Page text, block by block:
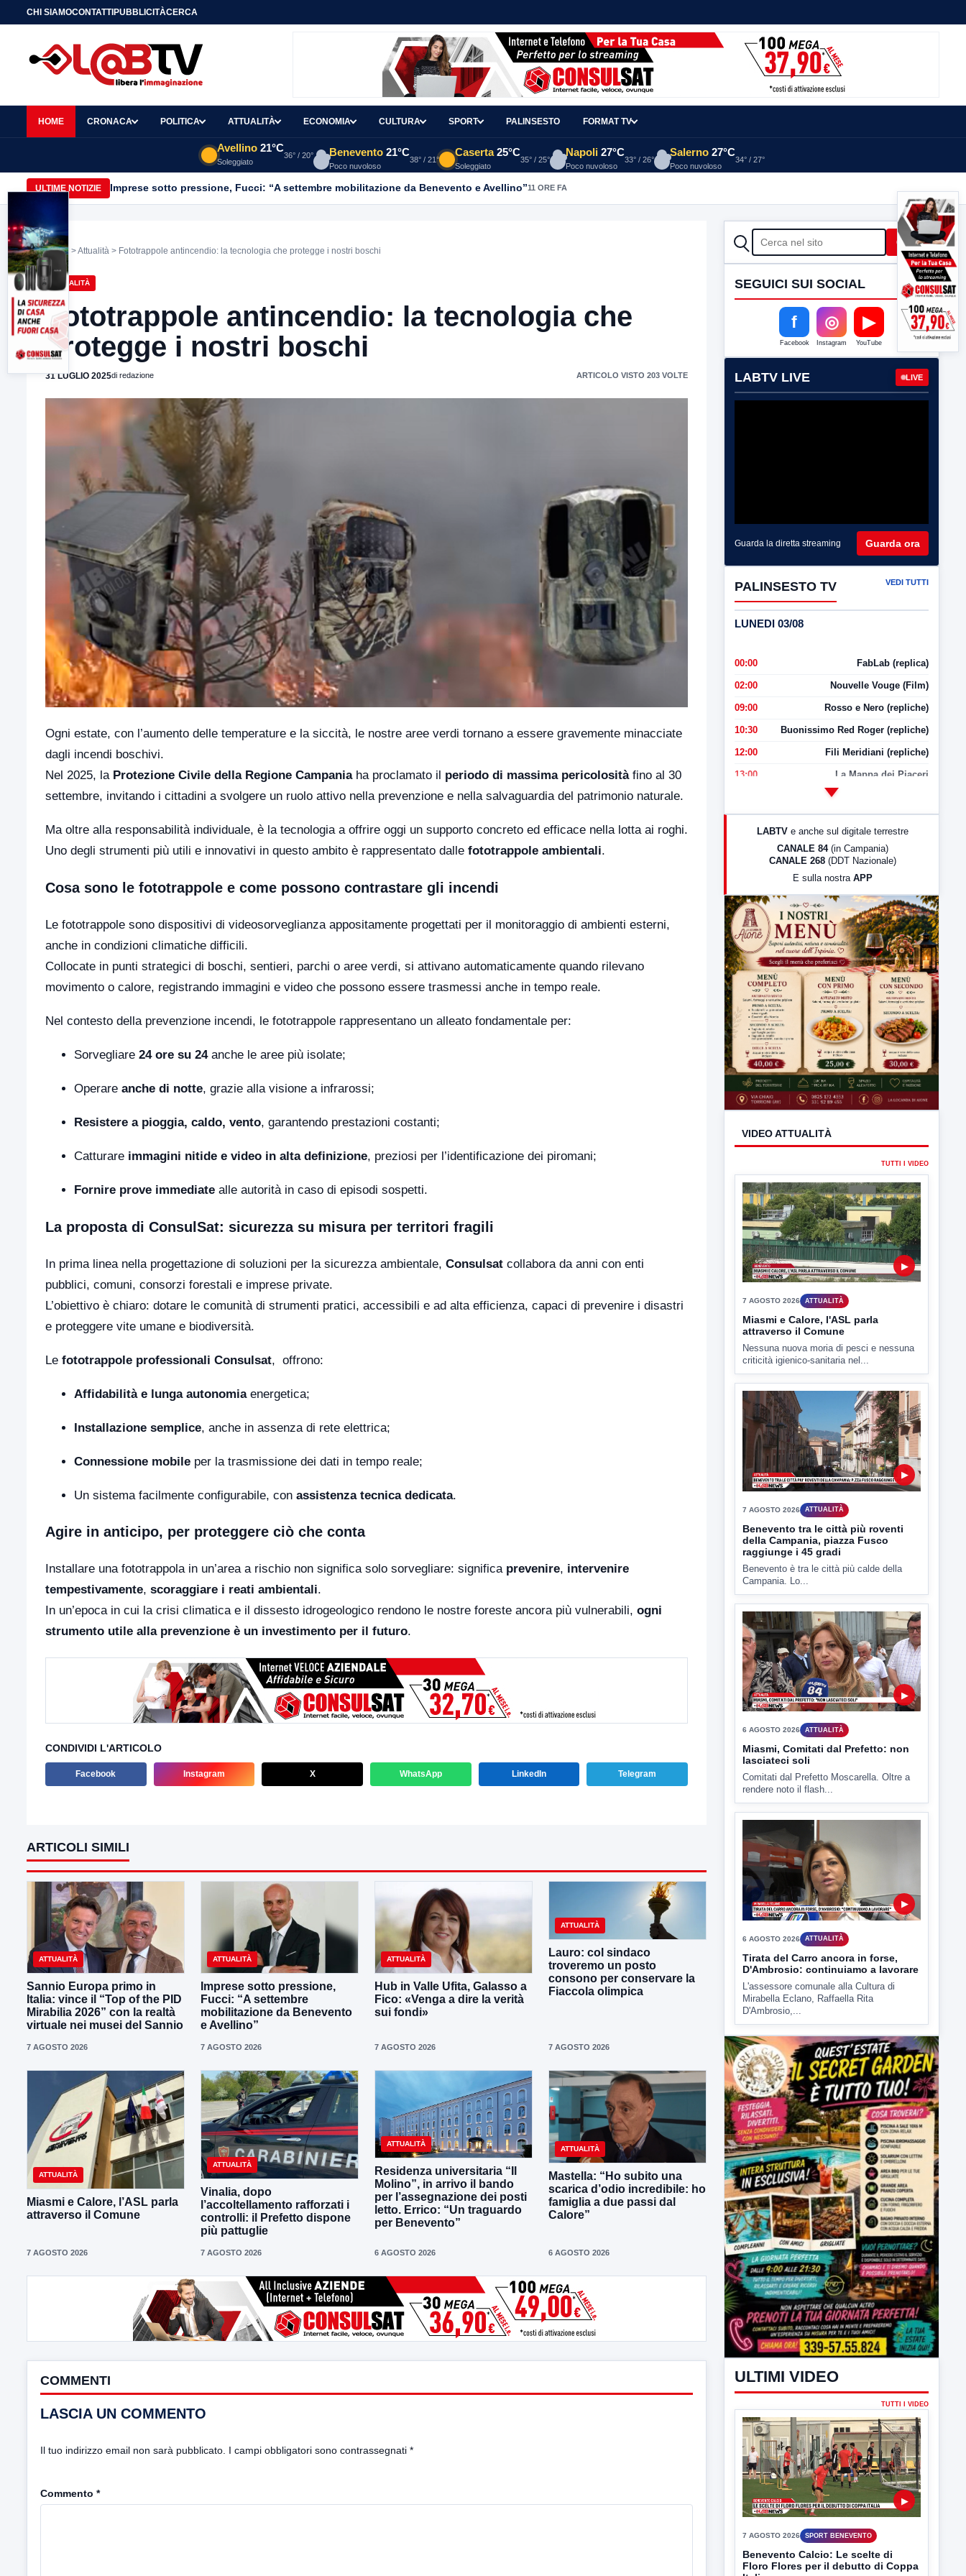
CHI SIAMOCONTATTIPUBBLICITÀCERCA
HOME CRONACA POLITICA ATTUALITÀ ECONOMIA CULTURA SPORT PALINSESTO FORMAT TV
Avellino 21°C
Soleggiato
36° / 20° Benevento 21°C
Poco nuvoloso
38° / 21°
Caserta 25°C
Soleggiato
35° / 25°
Napoli 27°C
Poco nuvoloso
33° / 26°
Salerno 27°C
Poco nuvoloso
34° / 27°
ULTIME NOTIZIE Imprese sotto pressione, Fucci: “A settembre mobilitazione da Benevento e Avellino”11 ORE FA
Home >Attualità > Fototrappole antincendio: la tecnologia che protegge i nostri boschi
ATTUALITÀ
Fototrappole antincendio: la tecnologia che
protegge i nostri boschi
31 LUGLIO 2025di redazione ARTICOLO VISTO 203 VOLTE
Ogni estate, con l’aumento delle temperature e la siccità, le nostre aree verdi tornano a essere gravemente minacciate
dagli incendi boschivi.
Nel 2025, la Protezione Civile della Regione Campaniaha proclamato il periodo di massima pericolositàfino al 30
settembre, invitando i cittadini a svolgere un ruolo attivo nella prevenzione e nella salvaguardia del patrimonio naturale.
Ma oltre alla responsabilità individuale, è la tecnologia a offrire oggi un supporto concreto ed efficace nella lotta ai roghi.
Uno degli strumenti più utili e innovativi in questo ambito è rappresentato dalle fototrappole ambientali.
Cosa sono le fototrappole e come possono contrastare gli incendi
Le fototrappole sono dispositivi di videosorveglianza appositamente progettati per il monitoraggio di ambienti esterni,
anche in condizioni climatiche difficili.
Collocate in punti strategici di boschi, sentieri, parchi o aree verdi, si attivano automaticamente quando rilevano
movimento o calore, registrando immagini e video che possono essere trasmessi anche in tempo reale.
Nel contesto della prevenzione incendi, le fototrappole rappresentano un alleato fondamentale per:
Sorvegliare 24 ore su 24anche le aree più isolate;
Operare anche di notte, grazie alla visione a infrarossi;
Resistere a pioggia, caldo, vento, garantendo prestazioni costanti;
Catturare immagini nitide e video in alta definizione, preziosi per l’identificazione dei piromani;
Fornire prove immediate alle autorità in caso di episodi sospetti.
La proposta di ConsulSat: sicurezza su misura per territori fragili
In prima linea nella progettazione di soluzioni per la sicurezza ambientale, Consulsat collabora da anni con enti
pubblici, comuni, consorzi forestali e imprese private.
L’obiettivo è chiaro: dotare le comunità di strumenti pratici, accessibili e ad alta efficienza, capaci di prevenire i disastri
e proteggere vite umane e biodiversità.
Le fototrappole professionali Consulsat, offrono:
Affidabilità e lunga autonomiaenergetica;
Installazione semplice, anche in assenza di rete elettrica;
Connessione mobile per la trasmissione dei dati in tempo reale;
Un sistema facilmente configurabile, con assistenza tecnica dedicata.
Agire in anticipo, per proteggere ciò che conta
Installare una fototrappola in un’area a rischio non significa solo sorvegliare: significa prevenire, intervenire
tempestivamente, scoraggiare i reati ambientali.
In un’epoca in cui la crisi climatica e il dissesto idrogeologico rendono le nostre foreste ancora più vulnerabili, ogni
strumento utile alla prevenzione è un investimento per il futuro.
CONDIVIDI L'ARTICOLO
Facebook Instagram X WhatsApp LinkedIn Telegram
ARTICOLI SIMILI
ATTUALITÀ
Sannio Europa primo in
Italia: vince il “Top of the PID
Mirabilia 2026” con la realtà
virtuale nei musei del Sannio
7 AGOSTO 2026
ATTUALITÀ
Imprese sotto pressione,
Fucci: “A settembre
mobilitazione da Benevento
e Avellino”
7 AGOSTO 2026
ATTUALITÀ
Hub in Valle Ufita, Galasso a
Fico: «Venga a dire la verità
sui fondi»
7 AGOSTO 2026
ATTUALITÀ
Lauro: col sindaco
troveremo un posto
consono per conservare la
Fiaccola olimpica
7 AGOSTO 2026
ATTUALITÀ
Miasmi e Calore, l’ASL parla
attraverso il Comune
7 AGOSTO 2026
ATTUALITÀ
Vinalia, dopo
l’accoltellamento rafforzati i
controlli: il Prefetto dispone
più pattuglie
7 AGOSTO 2026
ATTUALITÀ
Residenza universitaria “Il
Molino”, in arrivo il bando
per l’assegnazione dei posti
letto. Errico: “Un traguardo
per Benevento”
6 AGOSTO 2026
ATTUALITÀ
Mastella: “Ho subito una
scarica d’odio incredibile: ho
famiglia a due passi dal
Calore”
6 AGOSTO 2026
COMMENTI
LASCIA UN COMMENTO
Il tuo indirizzo email non sarà pubblicato. I campi obbligatori sono contrassegnati *
Commento *
CERCA Cerca
SEGUICI SUI SOCIAL
f
Facebook
◎
Instagram
▶
YouTube
LABTV LIVE LIVE
Guarda la diretta streaming Guarda ora
PALINSESTO TV VEDI TUTTI
LUNEDI 03/08
00:00 FabLab (replica)
02:00 Nouvelle Vouge (Film)
09:00 Rosso e Nero (repliche)
10:30 Buonissimo Red Roger (repliche)
12:00 Fili Meridiani (repliche)
13:00 La Mappa dei Piaceri
LabNews (Diretta)
23:00 LabNews (replica)
LABTV e anche sul digitale terrestre
CANALE 84 (in Campania)
CANALE 268 (DDT Nazionale)
E sulla nostra APP
VIDEO ATTUALITÀ
TUTTI I VIDEO
Miasmi e Calore, l'ASL parla
attraverso il Comune
Nessuna nuova moria di pesci e nessuna
criticità igienico-sanitaria nel...
▶
7 AGOSTO 2026
Benevento tra le città più roventi
della Campania, piazza Fusco
raggiunge i 45 gradi
Benevento è tra le città più calde della
Campania. Lo...
▶
Miasmi, Comitati dal Prefetto: non
lasciateci soli
rendere noto il flash...
Tirata del Carro ancora in forse,
D'Ambrosio: continuiamo a lavorare
L'assessore comunale alla Cultura di
Mirabella Eclano, Raffaella Rita
D'Ambrosio,...
ULTIMI VIDEO
TUTTI I VIDEO
▶
7 AGOSTO 2026 SPORT BENEVENTO
Benevento Calcio: Le scelte di
Floro Flores per il debutto di Coppa